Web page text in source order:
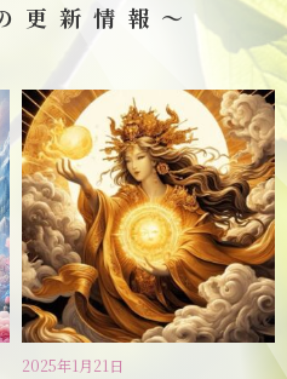
更新情報～
2025年1月21日